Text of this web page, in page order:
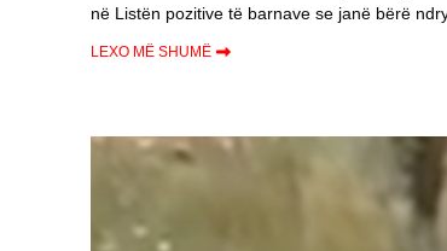
në Listën pozitive të barnave se janë bërë
LEXO MË SHUMË